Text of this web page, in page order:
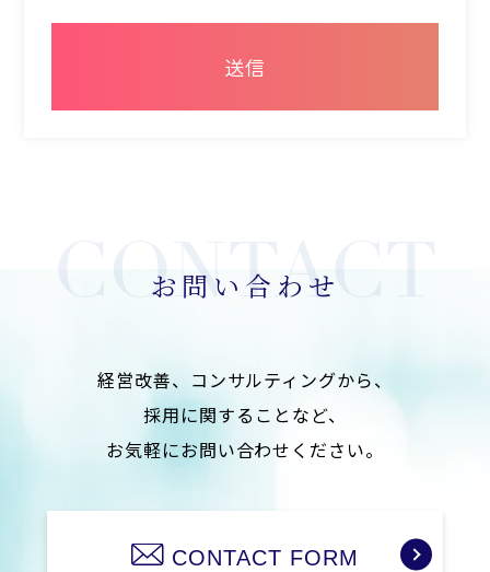
2.個人情報の保護にかかわる法令の遵守
に関する不正アクセス、紛失、破壊、改ざん、漏え
いを防止するための適切な処置を含め、安全管理の
当社は保有する個人情報に対するご本人からの苦情
に対しては、迅速かつ適切に取り組み、そのため必
要な内部体制の整備に努めます。
当社は、個人情報保護に関する管理体制と仕組みに
お問い合わせ
経営改善、コンサルティングから、
採用に関することなど、
お気軽にお問い合わせください。
CONTACT FORM